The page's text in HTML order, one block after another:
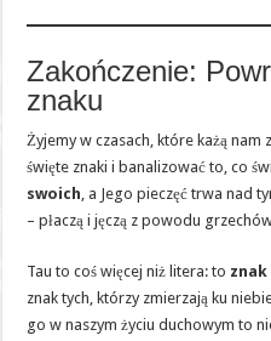
Zakończenie:
znaku
Żyjemy w czasach, które każą
święte znaki i banalizować to, co
swoich, a Jego pieczęć trwa nad
– płaczą i jęczą z powodu
Tau to coś więcej niż litera: to
znak tych, którzy zmierzają ku
go w naszym życiu duchowym to